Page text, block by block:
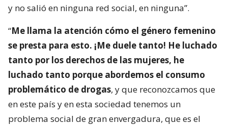
y no salió en ninguna red social, en ninguna”.
“Me llama la atención cómo el género femenino
se presta para esto. ¡Me duele tanto! He luchado
tanto por los derechos de las mujeres, he
luchado tanto porque abordemos el consumo
problemático de drogas, y que reconozcamos que
en este país y en esta sociedad tenemos un
problema social de gran envergadura, que es el